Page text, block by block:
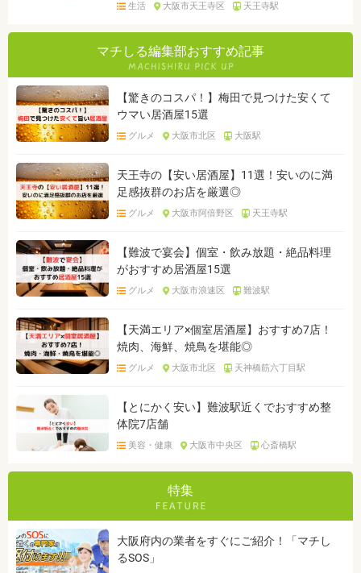
生活 大阪市天王寺区 天王寺駅
マチしる編集部おすすめ記事
【驚きのコスパ！】梅田で見つけた安くて
ウマい居酒屋15選
グルメ 大阪市北区 大阪駅
天王寺の【安い居酒屋】11選！安いのに満
足感抜群のお店を厳選◎
グルメ 大阪市阿倍野区 天王寺駅
【難波で宴会】個室・飲み放題・絶品料理
がおすすめ居酒屋15選
グルメ 大阪市浪速区 難波駅
【天満エリア×個室居酒屋】おすすめ7店！
焼肉、海鮮、焼鳥を堪能◎
グルメ 大阪市北区 天神橋筋六丁目駅
【とにかく安い】難波駅近くでおすすめ整
体院7店舗
美容・健康 大阪市中央区 心斎橋駅
特集
大阪府内の業者をすぐにご紹介！「マチし
るSOS」